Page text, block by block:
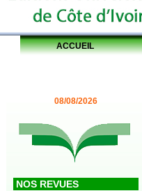
ACCUEIL
08/08/2026
NOS REVUES